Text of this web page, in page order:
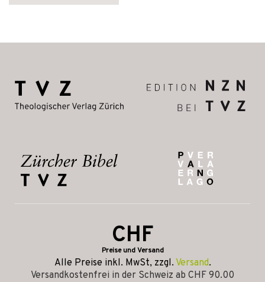
CHF
Preise und Versand
Alle Preise inkl. MwSt, zzgl. Versand.
Versandkostenfrei in der Schweiz ab CHF 90.00